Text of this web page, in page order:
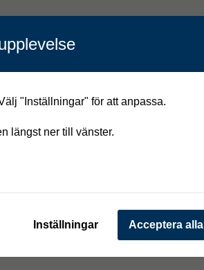
"Inställningar" för att anpassa.
längst ner till vänster.
Inställningar Acceptera alla